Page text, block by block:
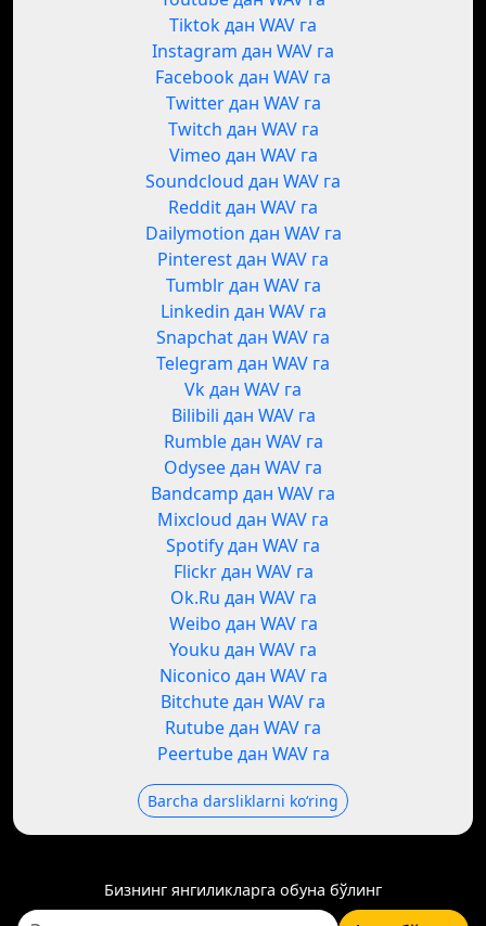
Tiktok дан WAV га
Instagram дан WAV га
Facebook дан WAV га
Twitter дан WAV га
Twitch дан WAV га
Vimeo дан WAV га
Soundcloud дан WAV га
Reddit дан WAV га
Dailymotion дан WAV га
Pinterest дан WAV га
Tumblr дан WAV га
Linkedin дан WAV га
Snapchat дан WAV га
Telegram дан WAV га
Vk дан WAV га
Bilibili дан WAV га
Rumble дан WAV га
Odysee дан WAV га
Bandcamp дан WAV га
Mixcloud дан WAV га
Spotify дан WAV га
Flickr дан WAV га
Ok.Ru дан WAV га
Weibo дан WAV га
Youku дан WAV га
Niconico дан WAV га
Bitchute дан WAV га
Rutube дан WAV га
Peertube дан WAV га
Barcha darsliklarni koʻring
Бизнинг янгиликларга обуна бўлинг